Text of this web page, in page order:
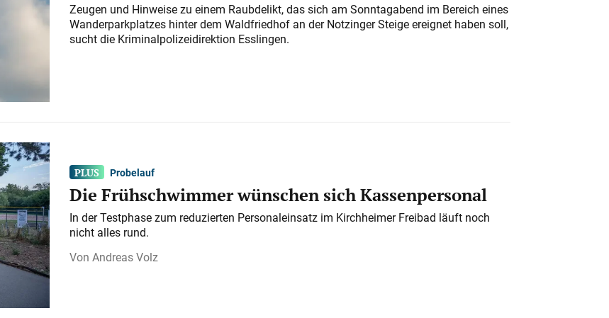
Zeugen und Hinweise zu einem Raubdelikt, das sich am Sonntagabend im Bereich eines
Wanderparkplatzes hinter dem Waldfriedhof an der Notzinger Steige ereignet haben soll,
sucht die Kriminalpolizeidirektion Esslingen.
Probelauf
Die Frühschwimmer wünschen sich Kassenpersonal
In der Testphase zum reduzierten Personaleinsatz im Kirchheimer Freibad läuft noch
nicht alles rund.
Andreas Volz